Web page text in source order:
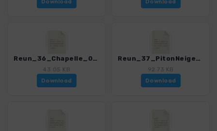
Download
Download
Reun_36_Chapelle_0150_1.gpx
43.05 KB
Download
Reun_37_PitonNeiges_0150_1.gpx
92.73 KB
Download